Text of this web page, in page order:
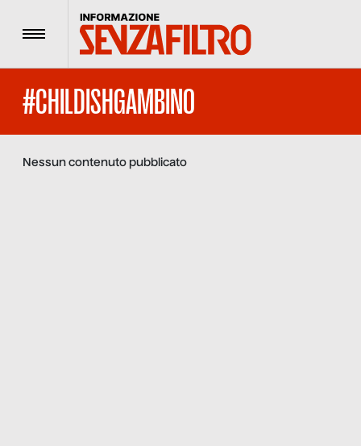
Menu
#CHILDISHGAMBINO
Nessun contenuto pubblicato